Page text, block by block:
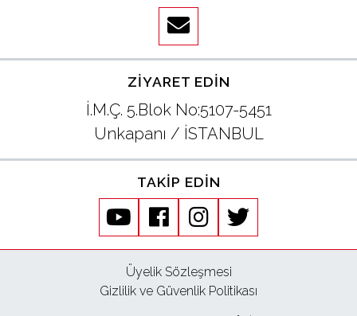
ZIYARET EDIN
İ.M.Ç. 5.Blok No:5107-5451
Unkapanı / İSTANBUL
TAKIP EDIN
youtubefacebookinstagram
Üyelik Sözleşmesi
Gizlilik ve Güvenlik Politikası